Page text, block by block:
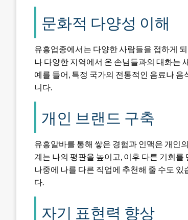
문화적 다양성 이해
유흥업종에서는 다양한 사람들을 접하게
나 다양한 지역에서 온 손님들과의 대화는
예를 들어, 특정 국가의 전통적인 음료나
니다.
개인 브랜드 구축
유흥알바를 통해 쌓은 경험과 인맥은 개인
계는 나의 평판을 높이고, 이후 다른 기회
나중에 나를 다른 직업에 추천해 줄 수도
다.
자기 표현력 향상